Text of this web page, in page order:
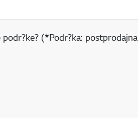
(*Podr?ka: postprodajna